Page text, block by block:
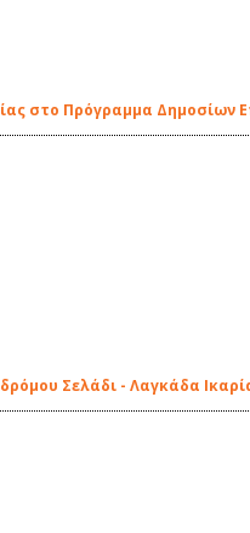
στο Πρόγραμμα Δημοσίων
Σελάδι - Λαγκάδα